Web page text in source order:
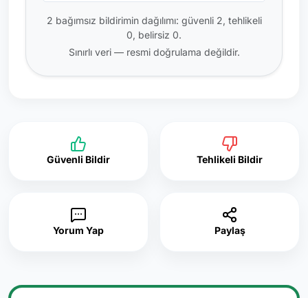
2 bağımsız bildirimin dağılımı: güvenli 2, tehlikeli
0, belirsiz 0.
Sınırlı veri — resmi doğrulama değildir.
Güvenli Bildir Tehlikeli Bildir
Yorum Yap Paylaş